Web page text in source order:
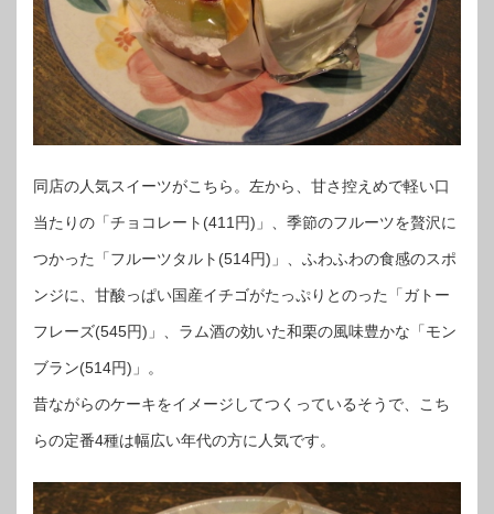
同店の人気スイーツがこちら。左から、甘さ控えめで軽い口
当たりの「チョコレート(411円)」、季節のフルーツを贅沢に
つかった「フルーツタルト(514円)」、ふわふわの食感のスポ
ンジに、甘酸っぱい国産イチゴがたっぷりとのった「ガトー
フレーズ(545円)」、ラム酒の効いた和栗の風味豊かな「モン
ブラン(514円)」。
昔ながらのケーキをイメージしてつくっているそうで、こち
らの定番4種は幅広い年代の方に人気です。